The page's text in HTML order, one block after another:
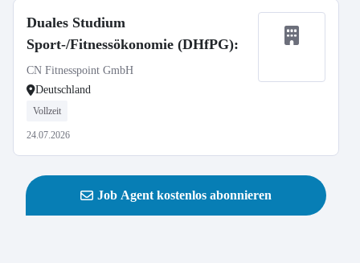
Duales Studium
Sport-/Fitnessökonomie (DHfPG):
CN Fitnesspoint GmbH
Deutschland
Vollzeit
24.07.2026
Job Agent kostenlos abonnieren